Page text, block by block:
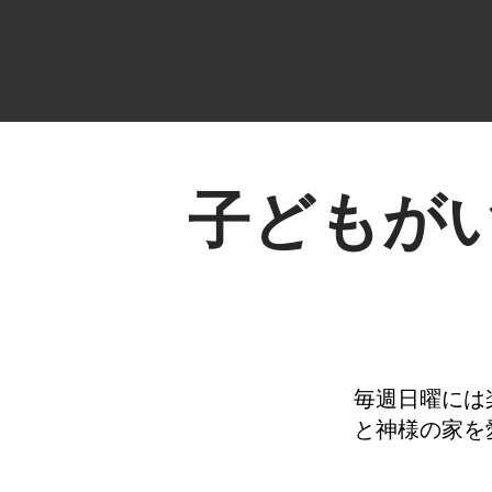
子どもが
毎週日曜に
と神様の家